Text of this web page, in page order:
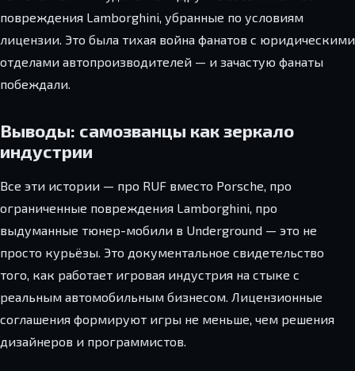
повреждения Lamborghini, убранные по условиям
лицензии. Это была тихая война фанатов с юридическими
отделами автопроизводителей — и зачастую фанаты
побеждали.
Выводы: самозванцы как зеркало
индустрии
Все эти истории — про RUF вместо Porsche, про
ограниченные повреждения Lamborghini, про
выдуманные тюнер-мобили в Underground — это не
просто курьёзы. Это документальное свидетельство
того, как работает игровая индустрия на стыке с
реальным автомобильным бизнесом. Лицензионные
соглашения формируют игры не меньше, чем решения
дизайнеров и программистов.